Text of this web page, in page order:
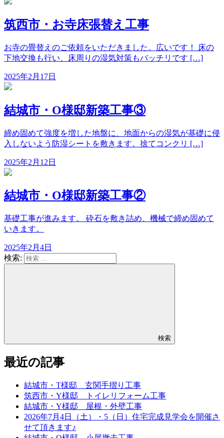
筑西市・お寺床張替え工事
お寺の畳替えのご依頼をいただきました。広いです！ 床の
下地交換も行い、床周りの湿気対策もバッチリです […]
2025年2月17日
結城市・O様邸新築工事③
締め固めて強度を増した地盤に、地面からの湿気が基礎に侵
入しないよう防湿シートを敷きます。捨てコンクリ […]
2025年2月12日
結城市・O様邸新築工事②
基礎工事が進みます。 砕石を敷き詰め、機械で締め固めて
いきます。
2025年2月4日
検索:
検索
最近の記事
結城市・T様邸 玄関手摺り工事
筑西市・Y様邸 トイレリフォーム工事
結城市・Y様邸 屋根・外壁工事
2026年7月4日（土）・5（日）住宅完成見学会を開催さ
せて頂きます♪